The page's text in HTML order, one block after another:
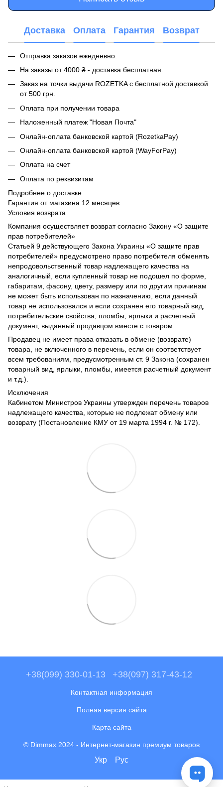
Доставка Оплата Гарантия Возврат
Отправка заказов ежедневно.
На заказы от 4000 ₴ - доставка бесплатная.
Заказ на точки выдачи ROZETKA с бесплатной доставкой
от 500 грн.
Оплата при получении товара
Наложенный платеж "Новая Почта"
Онлайн-оплата банковской картой (RozetkaPay)
Онлайн-оплата банковской картой (WayForPay)
Оплата на счет
Оплата по реквизитам
Подробнее о доставке
Гарантия от магазина 12 месяцев
Условия возврата
Компания осуществляет возврат согласно Закону «О защите
прав потребителей»
Статьей 9 действующего Закона Украины «О защите прав
потребителей» предусмотрено право потребителя обменять
непродовольственный товар надлежащего качества на
аналогичный, если купленный товар не подошел по форме,
габаритам, фасону, цвету, размеру или по другим причинам
не может быть использован по назначению, если данный
товар не использовался и если сохранен его товарный вид,
потребительские свойства, пломбы, ярлыки и расчетный
документ, выданный продавцом вместе с товаром.
Продавец не имеет права отказать в обмене (возврате)
товара, не включенного в перечень, если он соответствует
всем требованиям, предусмотренным ст. 9 Закона (сохранен
товарный вид, ярлыки, пломбы, имеется расчетный документ
и т.д.).
Исключения
Кабинетом Министров Украины утвержден перечень товаров
надлежащего качества, которые не подлежат обмену или
возврату (Постановление КМУ от 19 марта 1994 г. № 172).
+38(099) 330-01-13 +38(097) 317-43-12
Контактная информация
Полная версия сайта
Карта сайта
© Dimmax 2024 - Интернет-магазин премиум товаров
Укр Рус